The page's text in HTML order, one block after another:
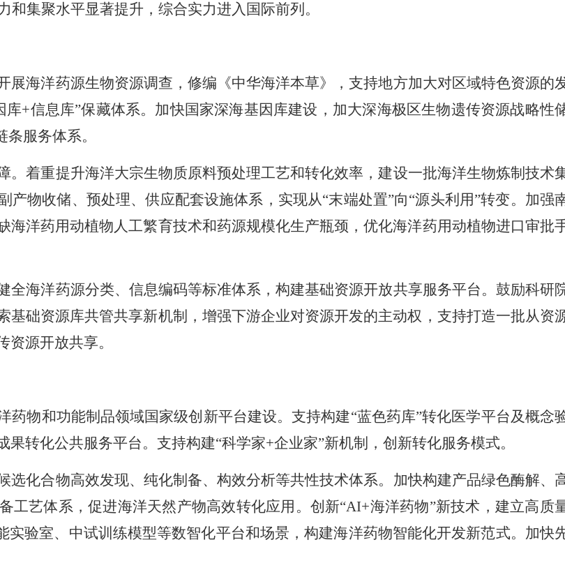
集聚水平显著提升，综合实力进入国际前列。
展海洋药源生物资源调查，修编《中华海洋本草》，支持地方加大对区域特色资源的
+信息库”保藏体系。加快国家深海基因库建设，加大深海极区生物遗传资源战略性
服务体系。
。着重提升海洋大宗生物质原料预处理工艺和转化效率，建设一批海洋生物炼制技术
产物收储、预处理、供应配套设施体系，实现从“末端处置”向“源头利用”转变。加强
海洋药用动植物人工繁育技术和药源规模化生产瓶颈，优化海洋药用动植物进口审批
全海洋药源分类、信息编码等标准体系，构建基础资源开放共享服务平台。鼓励科研
基础资源库共管共享新机制，增强下游企业对资源开发的主动权，支持打造一批从资
源开放共享。
药物和功能制品领域国家级创新平台建设。支持构建“蓝色药库”转化医学平台及概念
转化公共服务平台。支持构建“科学家+企业家”新机制，创新转化服务模式。
选化合物高效发现、纯化制备、构效分析等共性技术体系。加快构建产品绿色酶解、
工艺体系，促进海洋天然产物高效转化应用。创新“AI+海洋药物”新技术，建立高质
实验室、中试训练模型等数智化平台和场景，构建海洋药物智能化开发新范式。加快